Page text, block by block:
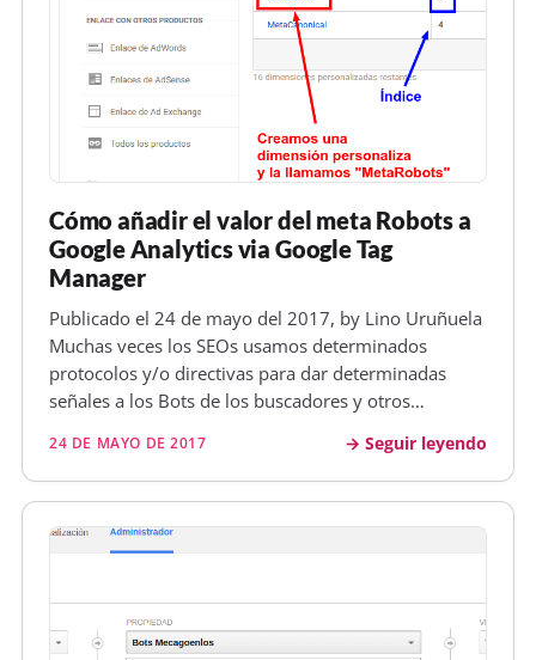
Cómo añadir el valor del meta Robots a
Google Analytics via Google Tag
Manager
Publicado el 24 de mayo del 2017, by Lino Uruñuela
Muchas veces los SEOs usamos determinados
protocolos y/o directivas para dar determinadas
señales a los Bots de los buscadores y otros
para indicarles en qué fecha se publicó determinada
noticia o a qué hora fue modific…
24 DE MAYO DE 2017 Seguir leyendo